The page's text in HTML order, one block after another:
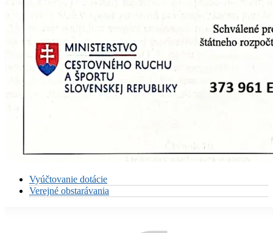
Vyúčtovanie dotácie
Verejné obstarávania